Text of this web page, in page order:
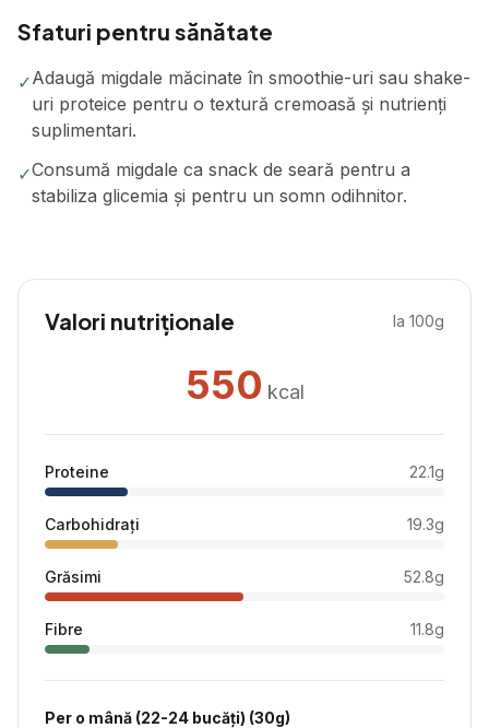
Sfaturi pentru sănătate
✓Adaugă migdale măcinate în smoothie-uri sau shake-
uri proteice pentru o textură cremoasă și nutrienți
suplimentari.
✓Consumă migdale ca snack de seară pentru a
stabiliza glicemia și pentru un somn odihnitor.
Valori nutriționale la 100g
550 kcal
Proteine 22.1g
Carbohidrați 19.3g
Grăsimi 52.8g
Fibre 11.8g
Per o mână (22-24 bucăți) (30g)